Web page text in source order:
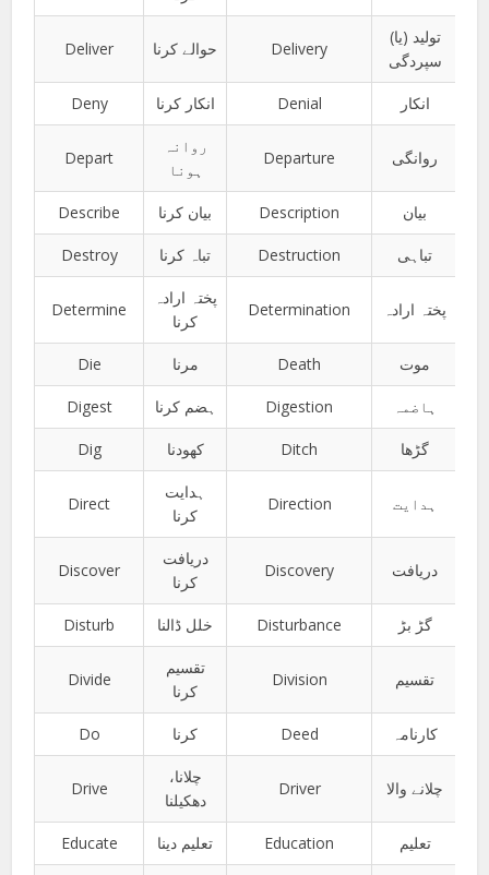
Deliver حوالے کرنا Delivery
تولید (یا)
سپردگی
Deny انکار کرنا Denial انکار
Depart
روانہ
ہونا
Departure روانگی
Describe بیان کرنا Description بیان
Destroy تباہ کرنا Destruction تباہی
Determine
پختہ ارادہ
کرنا
Determination پختہ ارادہ
Die مرنا Death موت
Digest ہضم کرنا Digestion ہاضمہ
Dig کھودنا Ditch گڑھا
Direct
ہدایت
کرنا
Direction ہدایت
Discover
دریافت
کرنا
Discovery دریافت
Disturb خلل ڈالنا Disturbance گڑ بڑ
Divide
تقسیم
کرنا
Division تقسیم
Do کرنا Deed کارنامہ
Drive
چلانا،
دھکیلنا
Driver چلانے والا
Educate تعلیم دینا Education تعلیم